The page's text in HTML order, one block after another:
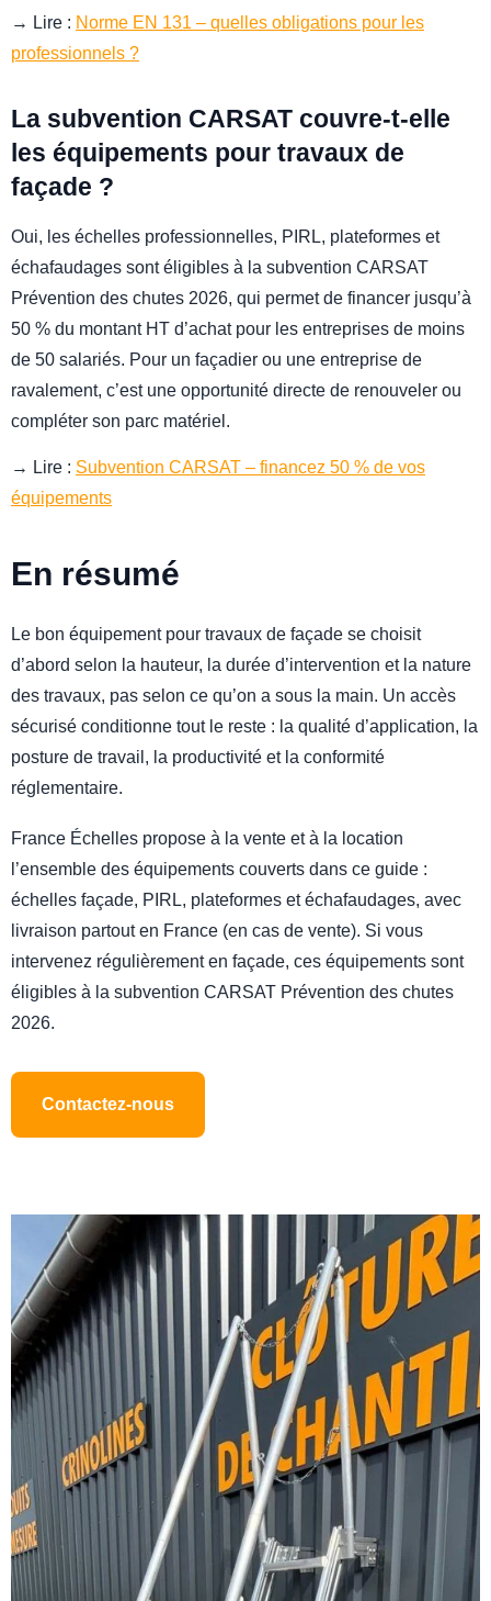
→ Lire : Norme EN 131 – quelles obligations pour les
professionnels ?
La subvention CARSAT couvre-t-elle
les équipements pour travaux de
façade ?
Oui, les échelles professionnelles, PIRL, plateformes et
échafaudages sont éligibles à la subvention CARSAT
Prévention des chutes 2026, qui permet de financer jusqu’à
50 % du montant HT d’achat pour les entreprises de moins
de 50 salariés. Pour un façadier ou une entreprise de
ravalement, c’est une opportunité directe de renouveler ou
compléter son parc matériel.
→ Lire : Subvention CARSAT – financez 50 % de vos
équipements
En résumé
Le bon équipement pour travaux de façade se choisit
d’abord selon la hauteur, la durée d’intervention et la nature
des travaux, pas selon ce qu’on a sous la main. Un accès
sécurisé conditionne tout le reste : la qualité d’application, la
posture de travail, la productivité et la conformité
réglementaire.
France Échelles propose à la vente et à la location
l’ensemble des équipements couverts dans ce guide :
échelles façade, PIRL, plateformes et échafaudages, avec
livraison partout en France (en cas de vente). Si vous
intervenez régulièrement en façade, ces équipements sont
éligibles à la subvention CARSAT Prévention des chutes
2026.
Contactez-nous